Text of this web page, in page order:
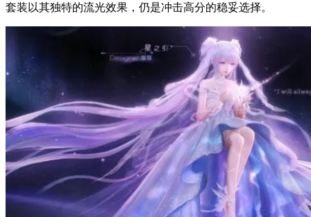
套装以其独特的流光效果，仍是冲击高分的稳妥选择。